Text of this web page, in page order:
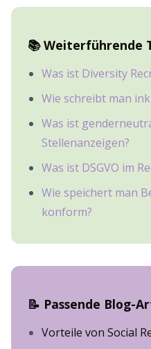
📚 Weiterführende
Was ist Diversity
Wie schreibt man
Was ist
Stellenanzeigen?
Was ist DSGVO im
Wie speichert man
konform?
📝 Passende Blog-
Vorteile von Social